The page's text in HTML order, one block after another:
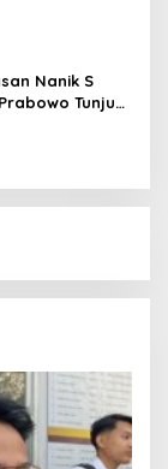
Nanik S
Tunjuk